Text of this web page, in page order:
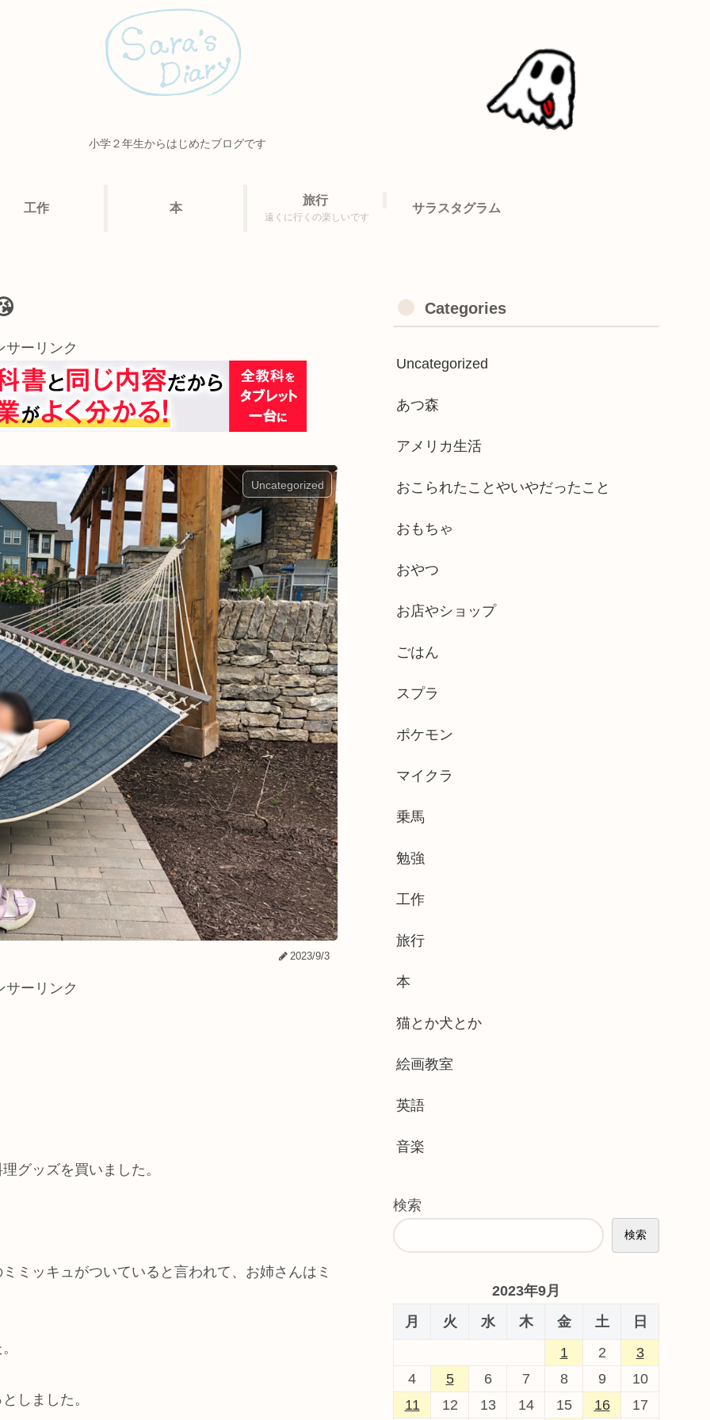
小学２年生からはじめたブログです
工作 本
旅行
遠くに行くの楽しいです
サラスタグラム
サーリンク
Uncategorized
2023/9/3
サーリンク
グッズを買いました。
ミッキュがついていると言われて、お姉さんはミ
しました。
Categories
Uncategorized
あつ森
アメリカ生活
おこられたことやいやだったこと
おもちゃ
おやつ
お店やショップ
ごはん
スプラ
ポケモン
マイクラ
乗馬
勉強
工作
旅行
本
猫とか犬とか
絵画教室
英語
音楽
検索
検索
2023年9月
月
火 水 木 金 土
日
1
2
3
4
5 6 7 8 9
10
11
12 13 14 15 16
17